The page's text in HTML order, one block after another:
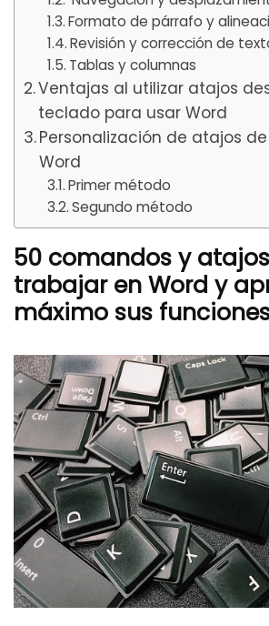
Formato de párrafo y
Revisión y corrección de
Tablas y columnas
Ventajas al utilizar atajos
teclado para usar Word
Personalización de atajos
Word
Primer método
Segundo método
50 comandos y
trabajar en Word y
máximo sus